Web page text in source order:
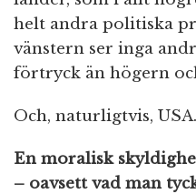
helt andra politiska
vänstern ser inga
förtryck än högern
Och, naturligtvis, USA.
En moralisk
– oavsett vad man